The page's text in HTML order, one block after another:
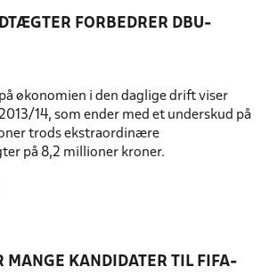
FORBEDRER DBU-
økonomien i den daglige drift viser
14, som ender med et underskud på
trods ekstraordinære
på 8,2 millioner kroner.
MANGE KANDIDATER TIL FIFA-